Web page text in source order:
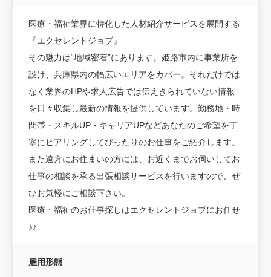
医療・福祉業界に特化した人材紹介サービスを展開する
『エクセレントジョブ』
その魅力は“地域密着”にあります。姫路市内に事業所を
設け、兵庫県内の幅広いエリアをカバー。それだけでは
なく業界のHPや求人広告では伝えきられていない情報
を日々収集し最新の情報を提供しています。勤務地・時
間帯・スキルUP・キャリアUPなどあなたのご希望を丁
寧にヒアリングしてぴったりのお仕事をご紹介します。
また遠方にお住まいの方には、お近くまでお伺いしてお
仕事の相談を承る出張相談サービスを行いますので、ぜ
ひお気軽にご相談下さい。
医療・福祉のお仕事探しはエクセレントジョブにお任せ
♪♪
雇用形態